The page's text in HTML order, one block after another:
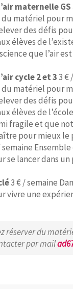
maternelle GS
matériel pour
des défis
élèves de
que l’air
cycle 2 et 33 €
matériel pour
des défis
élèves de
fragile et que
pour mieux le
semaine
se lancer dans
3 € / semaine
vivre une
réserver du
parmail